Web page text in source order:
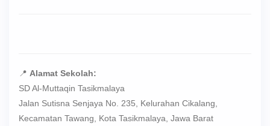
📍 Alamat Sekolah:
SD Al-Muttaqin Tasikmalaya
Jalan Sutisna Senjaya No. 235, Kelurahan Cikalang,
Kecamatan Tawang, Kota Tasikmalaya, Jawa Barat